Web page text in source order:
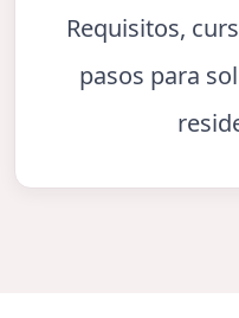
Requisitos,
pasos para